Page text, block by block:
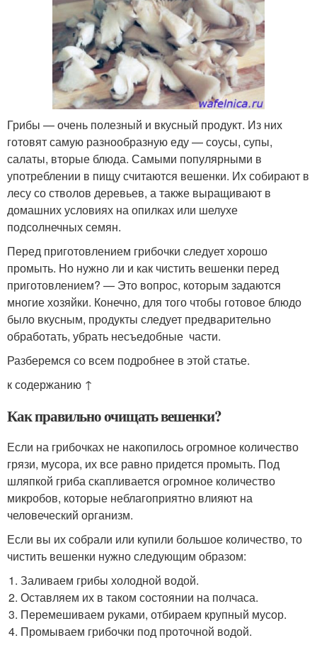
Грибы — очень полезный и вкусный продукт. Из них
готовят самую разнообразную еду — соусы, супы,
салаты, вторые блюда. Самыми популярными в
употреблении в пищу считаются вешенки. Их собирают в
лесу со стволов деревьев, а также выращивают в
домашних условиях на опилках или шелухе
подсолнечных семян.
Перед приготовлением грибочки следует хорошо
промыть. Но нужно ли и как чистить вешенки перед
приготовлением? — Это вопрос, которым задаются
многие хозяйки. Конечно, для того чтобы готовое блюдо
было вкусным, продукты следует предварительно
обработать, убрать несъедобные части.
Разберемся со всем подробнее в этой статье.
к содержанию ↑
Как правильно очищать вешенки?
Если на грибочках не накопилось огромное количество
грязи, мусора, их все равно придется промыть. Под
шляпкой гриба скапливается огромное количество
микробов, которые неблагоприятно влияют на
человеческий организм.
Если вы их собрали или купили большое количество, то
чистить вешенки нужно следующим образом:
Заливаем грибы холодной водой.
Оставляем их в таком состоянии на полчаса.
Перемешиваем руками, отбираем крупный мусор.
Промываем грибочки под проточной водой.